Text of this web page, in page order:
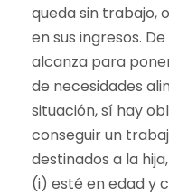
queda sin trabajo,
en sus ingresos.
alcanza para
de necesidades
situación, sí hay
conseguir un
destinados a la
(i) esté en edad y